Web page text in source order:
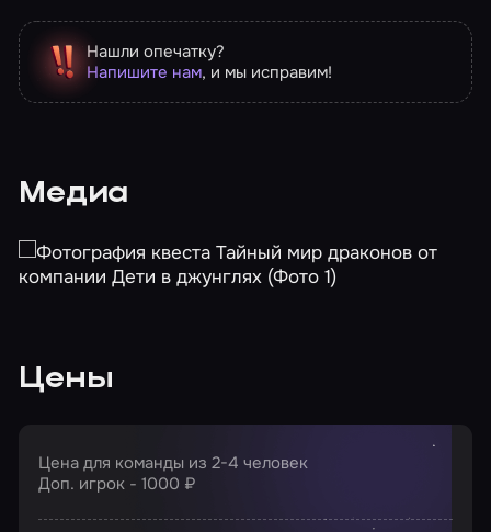
Нашли опечатку?
Напишите нам, и мы исправим!
Медиа
Цены
Цена для команды из 2-4 человек
Доп. игрок - 1000 ₽